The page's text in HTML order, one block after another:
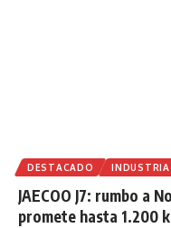
DESTACADO INDUSTRIA
JAECOO J7: rumbo a
promete hasta 1.200